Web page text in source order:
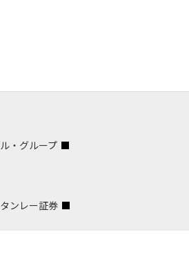
・グループ
ンレー証券